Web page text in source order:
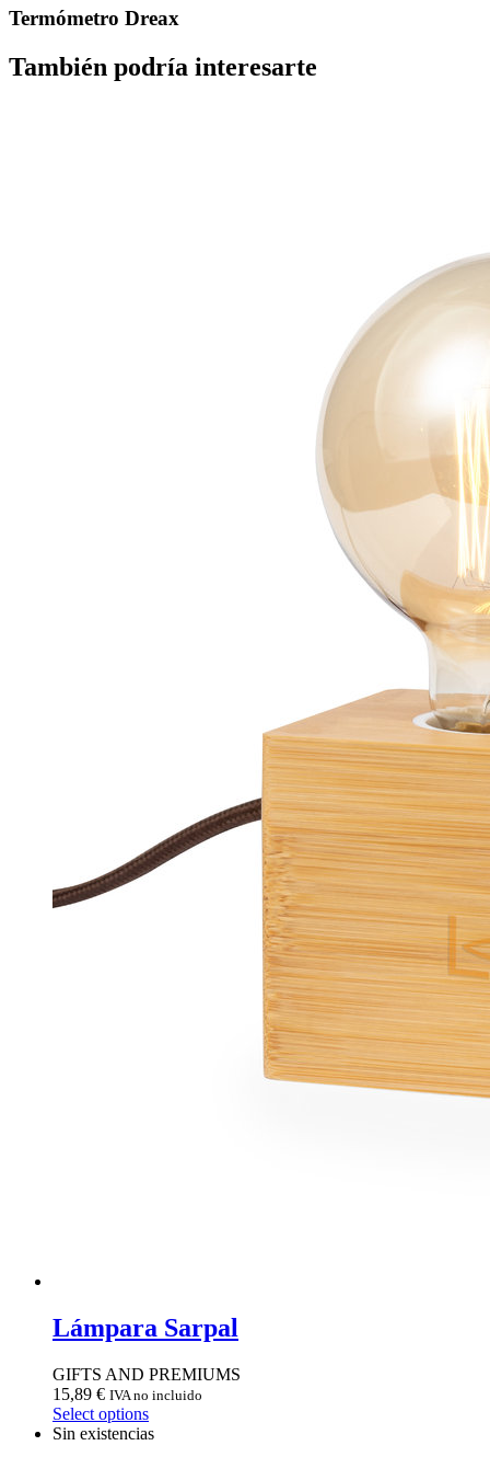
Termómetro Dreax
También podría interesarte
Lámpara Sarpal
GIFTS AND PREMIUMS
15,89 € IVA no incluido
Select options
Sin existencias